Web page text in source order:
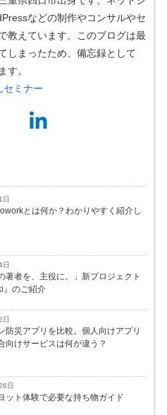
などの制作やコンサルやセ
教えています。このブログは最
しまったため、備忘録として
す。
セミナー
日
とは何か？わかりやすく紹介し
日
著者を、主役に。」新プロジェクト
』のご紹介
日
防災アプリを比較。個人向けアプリ
向けサービスは何が違う？
日
ット体験で必要な持ち物ガイド